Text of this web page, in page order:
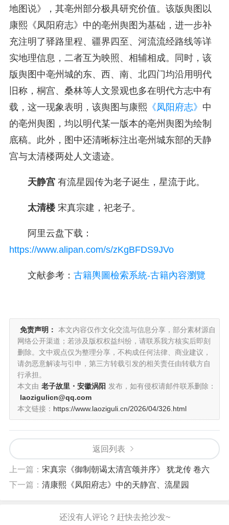
地图说》，其亳州部分极具研究价值。该版舆图以
康熙《凤阳府志》中的亳州舆图为基础，进一步补
充注明了驿路里程、疆界四至、河流流经路线等详
实地理信息，二者互为映照、相辅相成。同时，该
版舆图中亳州城的东、西、南、北四门均沿用明代
旧称，桐宫、桑林等人文景观也多在明代方志中有
载，这一现象表明，该舆图与康熙 《凤阳府志》 中
的亳州舆图，均以明代某一版本的亳州舆图为绘制
底稿。此外，图中还清晰标注出亳州城东部的天静
宫与太清楼两处人文遗迹。
天静宫 有流星园传为老子诞生，星流于此。
太清楼 宋真宗建，祀老子。
阿里云盘下载：
https://www.alipan.com/s/zKgBFDS9JVo
文献参考： 古籍輿圖檢索系統-古籍內容瀏覽
免责声明：
本文内容仅作文化交流与信息分享，部分素材源自
网络公开渠道；若涉及版权权益纠纷，请联系我方核实后即刻
删除。文中观点仅为整理分享，不构成任何法律、商业建议，
请勿恶意解读与引申，第三方转载引发的相关责任由转载方自
行承担。
本文由 老子故里・安徽涡阳 发布，如有侵权请邮件联系删除：
laozigulicn@qq.com
本文链接： https://www.laoziguli.cn/2026/04/326.html
返回列表
上一篇： 宋真宗《御制朝谒太清宫颂并序》 犹龙传 卷六
下一篇： 清康熙《凤阳府志》中的天静宫、流星园